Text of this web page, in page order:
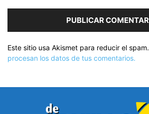
Este sitio usa Akismet para reducir el spam.
procesan los datos de tus comentarios.